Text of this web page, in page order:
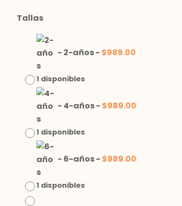
Tallas
- 2-años- $989.00
1 disponibles
- 4-años- $989.00
1 disponibles
- 6-años- $989.00
1 disponibles